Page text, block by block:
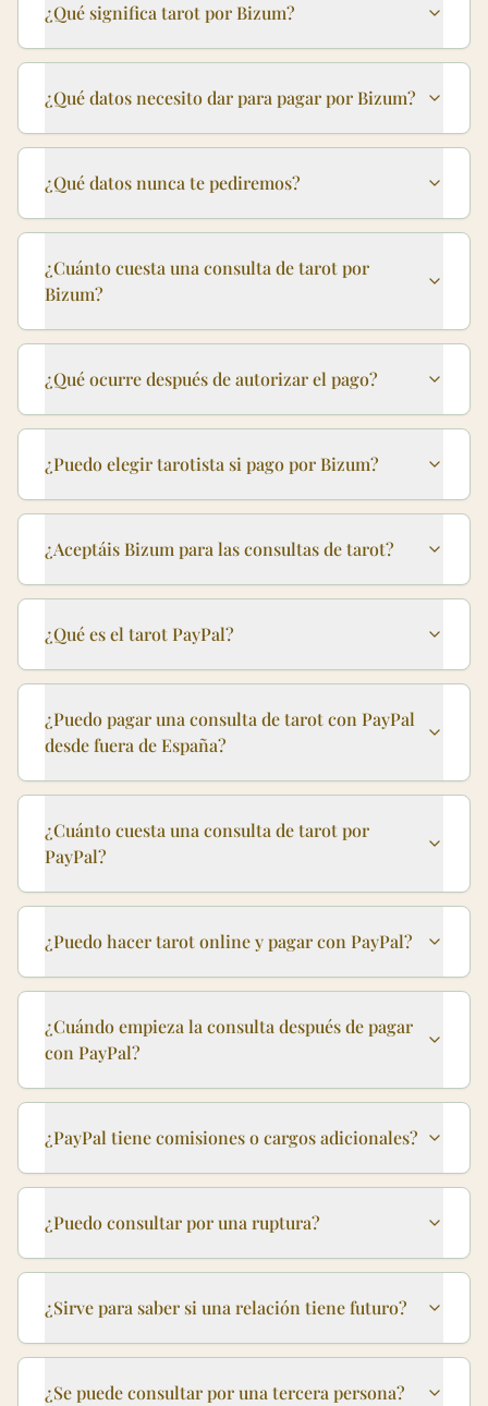
¿Qué significa tarot por Bizum?
¿Qué datos necesito dar para pagar por Bizum?
¿Qué datos nunca te pediremos?
¿Cuánto cuesta una consulta de tarot por
Bizum?
¿Qué ocurre después de autorizar el pago?
¿Puedo elegir tarotista si pago por Bizum?
¿Aceptáis Bizum para las consultas de tarot?
¿Qué es el tarot PayPal?
¿Puedo pagar una consulta de tarot con PayPal
desde fuera de España?
¿Cuánto cuesta una consulta de tarot por
PayPal?
¿Puedo hacer tarot online y pagar con PayPal?
¿Cuándo empieza la consulta después de pagar
con PayPal?
¿PayPal tiene comisiones o cargos adicionales?
¿Puedo consultar por una ruptura?
¿Sirve para saber si una relación tiene futuro?
¿Se puede consultar por una tercera persona?